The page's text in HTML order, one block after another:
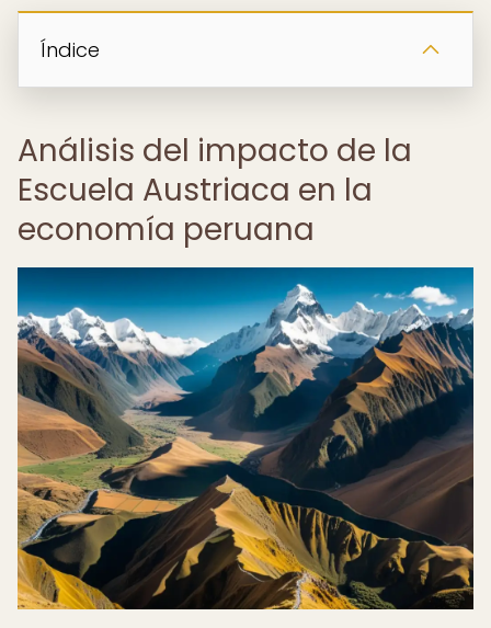
Índice
Análisis del impacto de la
Escuela Austriaca en la
economía peruana